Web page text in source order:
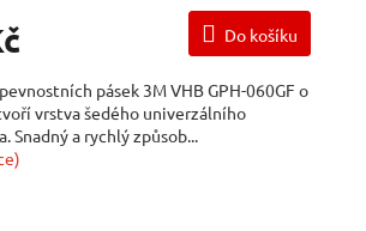
Do košíku
pásek 3M VHB GPH-060GF o
vrstva šedého univerzálního
Snadný a rychlý způsob...